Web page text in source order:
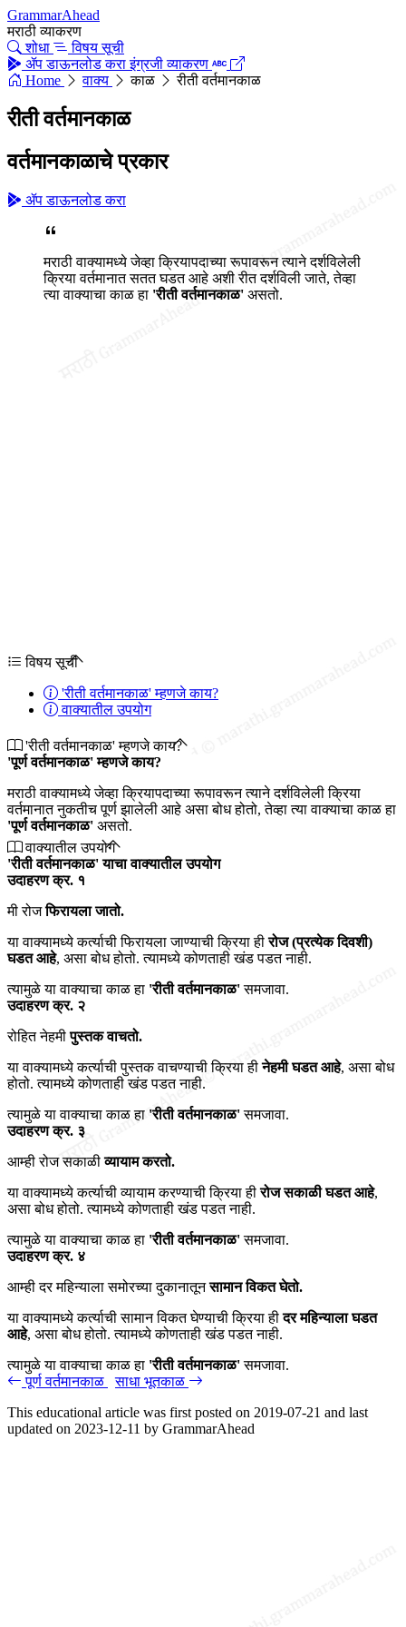
GrammarAhead
मराठी व्याकरण
शोधा
विषय सूची
ॲप डाऊनलोड करा इंग्रजी व्याकरण
Home
वाक्य काळ रीती वर्तमानकाळ
रीती वर्तमानकाळ
वर्तमानकाळाचे प्रकार
ॲप डाऊनलोड करा
मराठी वाक्यामध्ये जेव्हा क्रियापदाच्या रूपावरून त्याने दर्शविलेली
क्रिया वर्तमानात सतत घडत आहे अशी रीत दर्शविली जाते, तेव्हा
त्या वाक्याचा काळ हा 'रीती वर्तमानकाळ' असतो.
विषय सूची
'रीती वर्तमानकाळ' म्हणजे काय?
वाक्यातील उपयोग
'रीती वर्तमानकाळ' म्हणजे काय?
'पूर्ण वर्तमानकाळ' म्हणजे काय?
मराठी वाक्यामध्ये जेव्हा क्रियापदाच्या रूपावरून त्याने दर्शविलेली क्रिया
वर्तमानात नुकतीच पूर्ण झालेली आहे असा बोध होतो, तेव्हा त्या वाक्याचा काळ हा
'पूर्ण वर्तमानकाळ' असतो.
वाक्यातील उपयोग
'रीती वर्तमानकाळ' याचा वाक्यातील उपयोग
उदाहरण क्र. १
मी रोजफिरायला जातो.
या वाक्यामध्ये कर्त्याची फिरायला जाण्याची क्रिया हीरोज (प्रत्येक दिवशी)
घडत आहे, असा बोध होतो. त्यामध्ये कोणताही खंड पडत नाही.
त्यामुळे या वाक्याचा काळ हा 'रीती वर्तमानकाळ'समजावा.
उदाहरण क्र. २
रोहित नेहमीपुस्तक वाचतो.
या वाक्यामध्ये कर्त्याची पुस्तक वाचण्याची क्रिया हीनेहमी घडत आहे, असा बोध
होतो. त्यामध्ये कोणताही खंड पडत नाही.
त्यामुळे या वाक्याचा काळ हा 'रीती वर्तमानकाळ'समजावा.
उदाहरण क्र. ३
आम्ही रोज सकाळीव्यायाम करतो.
या वाक्यामध्ये कर्त्याची व्यायाम करण्याची क्रिया हीरोज सकाळी घडत आहे,
असा बोध होतो. त्यामध्ये कोणताही खंड पडत नाही.
त्यामुळे या वाक्याचा काळ हा 'रीती वर्तमानकाळ'समजावा.
उदाहरण क्र. ४
आम्ही दर महिन्याला समोरच्या दुकानातूनसामान विकत घेतो.
या वाक्यामध्ये कर्त्याची सामान विकत घेण्याची क्रिया हीदर महिन्याला घडत
आहे, असा बोध होतो. त्यामध्ये कोणताही खंड पडत नाही.
त्यामुळे या वाक्याचा काळ हा 'रीती वर्तमानकाळ'समजावा.
पूर्ण वर्तमानकाळ
साधा भूतकाळ
This educational article was first posted on 2019-07-21 and last
updated on 2023-12-11 by GrammarAhead